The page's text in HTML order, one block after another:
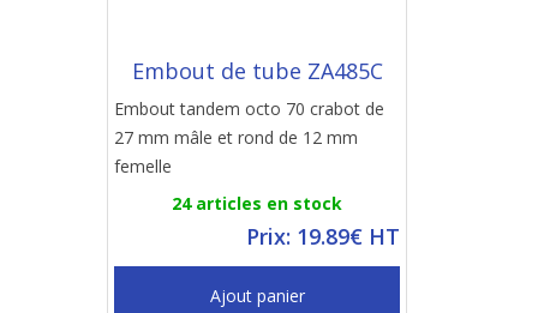
Embout de tube ZA485C
Embout tandem octo 70 crabot de
27 mm mâle et rond de 12 mm
femelle
24 articles en stock
Prix: 19.89€ HT
Ajout panier